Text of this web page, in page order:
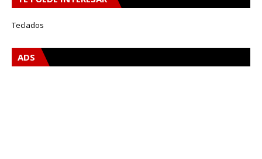
Teclados
ADS